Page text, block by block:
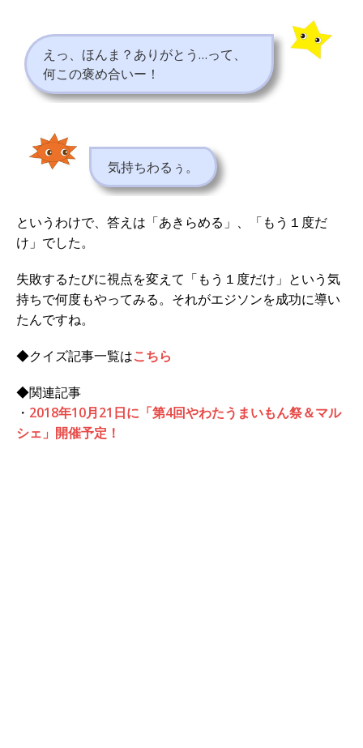
えっ、ほんま？ありがとう…って、
何この褒め合いー！
気持ちわるぅ。
というわけで、答えは「あきらめる」、「もう１度だ
け」でした。
失敗するたびに視点を変えて「もう１度だけ」という気
持ちで何度もやってみる。それがエジソンを成功に導い
たんですね。
◆クイズ記事一覧はこちら
◆関連記事
・ 2018年10月21日に「第4回やわたうまいもん祭＆マル
シェ」開催予定！